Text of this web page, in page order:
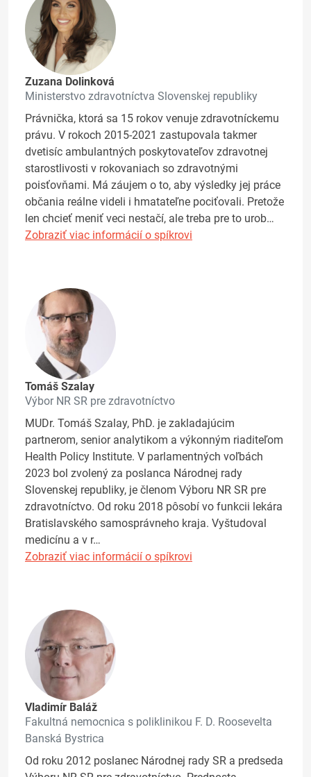
Zuzana Dolinková
Ministerstvo zdravotníctva Slovenskej republiky
Právnička, ktorá sa 15 rokov venuje zdravotníckemu
právu. V rokoch 2015-2021 zastupovala takmer
dvetisíc ambulantných poskytovateľov zdravotnej
starostlivosti v rokovaniach so zdravotnými
poisťovňami. Má záujem o to, aby výsledky jej práce
občania reálne videli i hmatateľne pociťovali. Pretože
len chcieť meniť veci nestačí, ale treba pre to urob…
Zobraziť viac informácií o spíkrovi
Tomáš Szalay
Výbor NR SR pre zdravotníctvo
MUDr. Tomáš Szalay, PhD. je zakladajúcim
partnerom, senior analytikom a výkonným riaditeľom
Health Policy Institute. V parlamentných voľbách
2023 bol zvolený za poslanca Národnej rady
Slovenskej republiky, je členom Výboru NR SR pre
zdravotníctvo. Od roku 2018 pôsobí vo funkcii lekára
Bratislavského samosprávneho kraja. Vyštudoval
medicínu a v r…
Zobraziť viac informácií o spíkrovi
Vladimír Baláž
Fakultná nemocnica s poliklinikou F. D. Roosevelta
Banská Bystrica
Od roku 2012 poslanec Národnej rady SR a predseda